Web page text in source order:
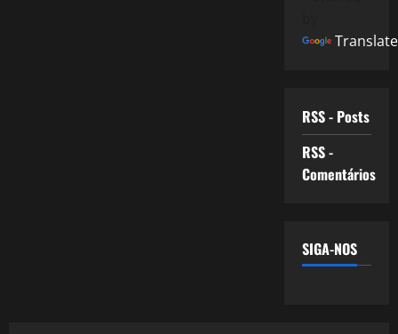
Translate
RSS - Posts
RSS -
Comentários
SIGA-NOS